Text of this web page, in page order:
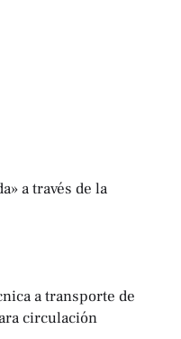
a través de la
a transporte de
circulación